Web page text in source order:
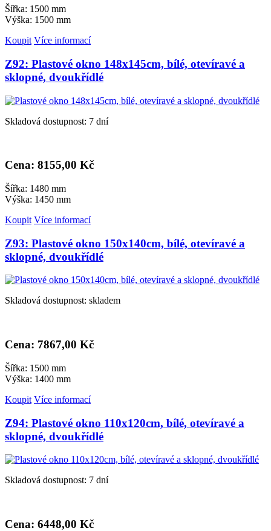
Šířka: 1500 mm
Výška: 1500 mm
Koupit Více informací
Z92: Plastové okno 148x145cm, bílé, otevíravé a
sklopné, dvoukřídlé
Skladová dostupnost: 7 dní
Cena: 8155,00 Kč
Šířka: 1480 mm
Výška: 1450 mm
Koupit Více informací
Z93: Plastové okno 150x140cm, bílé, otevíravé a
sklopné, dvoukřídlé
Skladová dostupnost: skladem
Cena: 7867,00 Kč
Šířka: 1500 mm
Výška: 1400 mm
Koupit Více informací
Z94: Plastové okno 110x120cm, bílé, otevíravé a
sklopné, dvoukřídlé
Skladová dostupnost: 7 dní
Cena: 6448,00 Kč